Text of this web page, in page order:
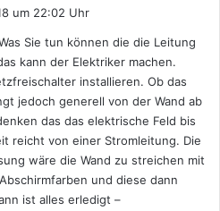
um 22:02 Uhr
Sie tun können die die Leitung
kann der Elektriker machen.
installieren. Ob das
jedoch generell von der Wand ab
das das elektrische Feld bis
reicht von einer Stromleitung. Die
wäre die Wand zu streichen mit
und diese dann
ist alles erledigt –